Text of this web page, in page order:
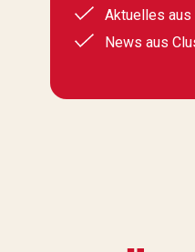
Aktuelles aus
News aus